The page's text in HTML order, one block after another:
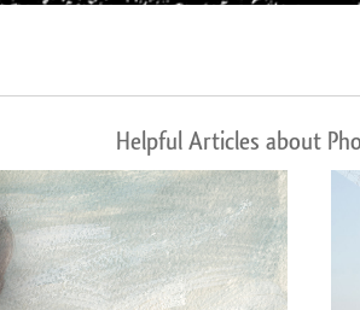
Helpful Articles about